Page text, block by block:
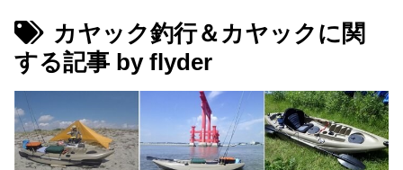
カヤック釣行＆カヤックに関
する記事 by flyder